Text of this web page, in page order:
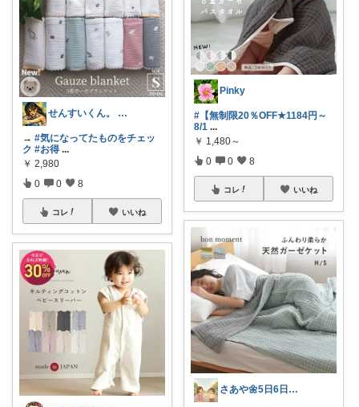
せんすいくん。 ＼情報の海へダイブ／
→ #気になってたものをチェッ
ク #お得 ...
￥ 2,980
0 0 8
コレ いいね
Pinky
#【無制限20％OFF★1184円～
8/1 ...
￥ 1,480～
0 0 8
コレ いいね
さあや🌼5日6日有難うございます